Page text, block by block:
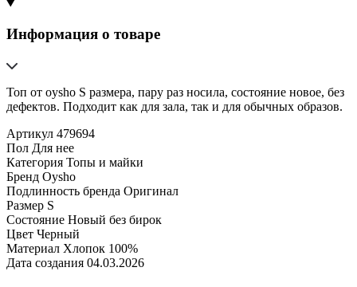
Информация о товаре
Топ от oysho S размера, пару раз носила, состояние новое, без
дефектов. Подходит как для зала, так и для обычных образов.
Артикул 479694
Пол Для нее
Категория Топы и майки
Бренд Oysho
Подлинность бренда Оригинал
Размер S
Состояние Новый без бирок
Цвет Черный
Материал Хлопок 100%
Дата создания 04.03.2026